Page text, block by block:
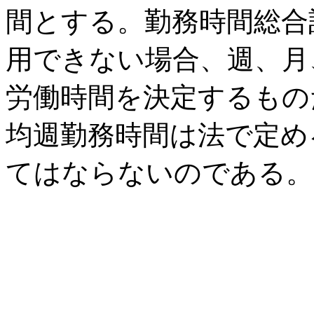
間とする。勤務時間総
用できない場合、週、
労働時間を決定するも
均週勤務時間は法で定
てはならないのである。